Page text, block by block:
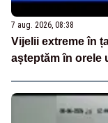
7 aug. 2026, 08:38
Vijelii extreme în
așteptăm în orele